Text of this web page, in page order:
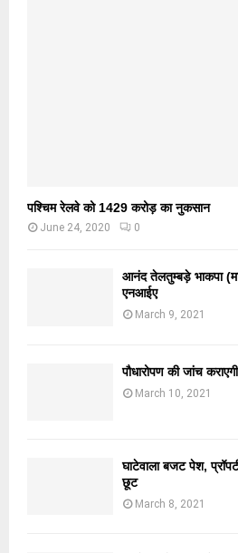
पश्चिम रेलवे को 1429 करोड़ का नुकसान
June 24, 2020 0
आनंद तेलतुम्बड़े भाकपा
एनआईए
March 9, 2021
पौधारोपण की जांच
March 10, 2021
घाटेवाला बजट पेश,
छूट
March 8, 2021